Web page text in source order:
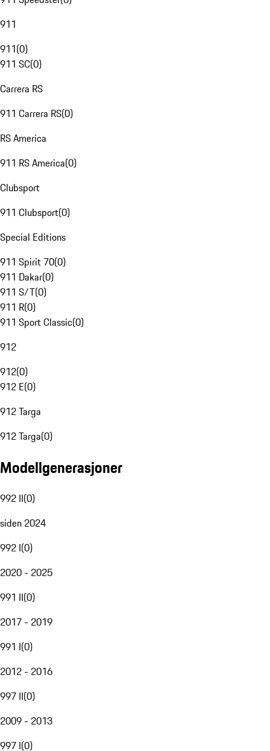
911
911(0)
911 SC(0)
Carrera RS
911 Carrera RS(0)
RS America
911 RS America(0)
Clubsport
911 Clubsport(0)
Special Editions
911 Spirit 70(0)
911 Dakar(0)
911 S/T(0)
911 R(0)
911 Sport Classic(0)
912
912(0)
912 E(0)
912 Targa
912 Targa(0)
Modellgenerasjoner
992 II(0)
siden 2024
992 I(0)
2020 - 2025
991 II(0)
2017 - 2019
991 I(0)
2012 - 2016
997 II(0)
2009 - 2013
997 I(0)